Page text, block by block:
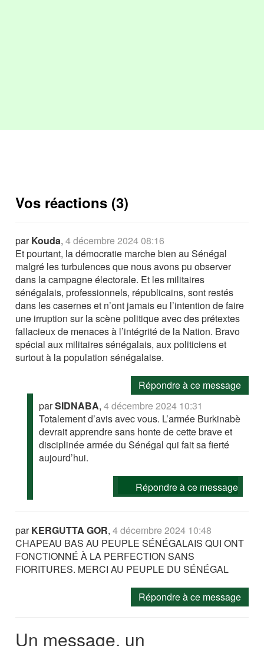
Vos réactions (3)
parKouda,4 décembre 2024 08:16
Et pourtant, la démocratie marche bien au Sénégal
malgré les turbulences que nous avons pu observer
dans la campagne électorale. Et les militaires
sénégalais, professionnels, républicains, sont restés
dans les casernes et n’ont jamais eu l’intention de faire
une irruption sur la scène politique avec des prétextes
fallacieux de menaces à l’intégrité de la Nation. Bravo
spécial aux militaires sénégalais, aux politiciens et
surtout à la population sénégalaise.
Répondre à ce message
parSIDNABA,4 décembre 2024 10:31
Totalement d’avis avec vous. L’armée Burkinabè
devrait apprendre sans honte de cette brave et
disciplinée armée du Sénégal qui fait sa fierté
aujourd’hui.
Répondre à ce message
parKERGUTTA GOR,4 décembre 2024 10:48
CHAPEAU BAS AU PEUPLE SÉNÉGALAIS QUI ONT
FONCTIONNÉ À LA PERFECTION SANS
FIORITURES. MERCI AU PEUPLE DU SÉNÉGAL
Répondre à ce message
Un message, un